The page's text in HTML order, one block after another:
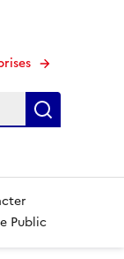
Public